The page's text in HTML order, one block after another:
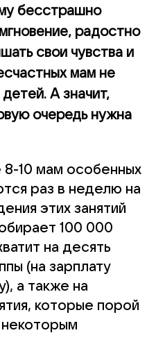
бесстрашно
радостно
свои чувства и
мам не
А значит,
очередь нужна
8-10 мам особенных
раз в неделю на
этих занятий
100 000
на десять
(на зарплату
а также на
которые порой